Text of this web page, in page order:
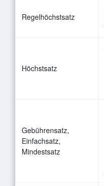
Regelhöchstsatz
Höchstsatz
Gebührensatz,
Einfachsatz,
Mindestsatz